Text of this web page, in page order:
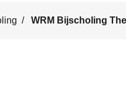
WRM Bijscholing